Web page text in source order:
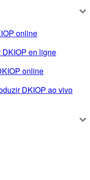
online
DKIOP en ligne
online
DKIOP ao vivo